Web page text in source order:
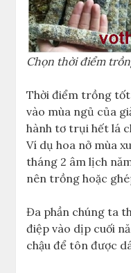
Chọn thời điểm
Thời điểm trồng
vào mùa ngủ của
hành tơ trụi hết lá
Ví dụ hoa nở mùa
tháng 2 âm lịch
nên trồng hoặc
Đa phần chúng ta
điệp vào dịp cuối
chậu để tôn được